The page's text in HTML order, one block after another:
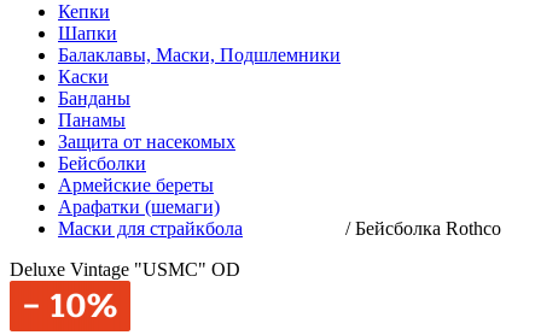
Кепки
Шапки
Балаклавы, Маски, Подшлемники
Каски
Банданы
Панамы
Защита от насекомых
Бейсболки
Армейские береты
Арафатки (шемаги)
Маски для страйкбола
/Бейсболка Rothco
Deluxe Vintage "USMC" OD